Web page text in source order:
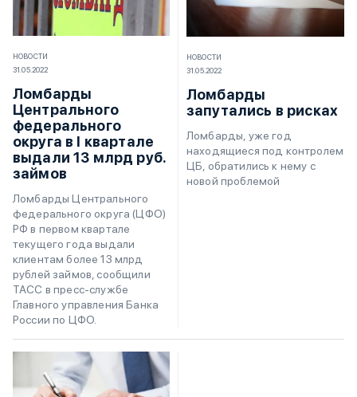
НОВОСТИ
31.05.2022
Ломбарды
Центрального
федерального
округа в I квартале
выдали 13 млрд руб.
займов
Ломбарды Центрального
федерального округа (ЦФО)
РФ в первом квартале
текущего года выдали
клиентам более 13 млрд
рублей займов, сообщили
ТАСС в пресс-службе
Главного управления Банка
России по ЦФО.
НОВОСТИ
31.05.2022
Ломбарды
запутались в рисках
Ломбарды, уже год
находящиеся под контролем
ЦБ, обратились к нему с
новой проблемой